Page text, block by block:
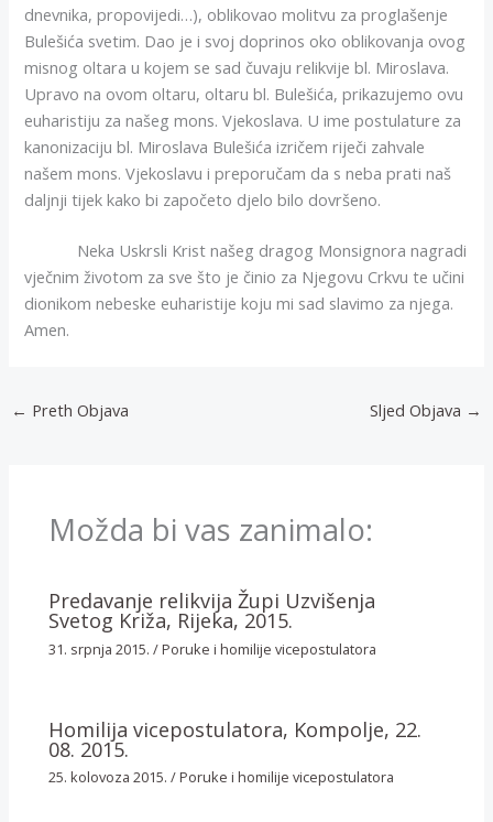
dnevnika, propovijedi…), oblikovao molitvu za proglašenje
Bulešića svetim. Dao je i svoj doprinos oko oblikovanja ovog
misnog oltara u kojem se sad čuvaju relikvije bl. Miroslava.
Upravo na ovom oltaru, oltaru bl. Bulešića, prikazujemo ovu
euharistiju za našeg mons. Vjekoslava. U ime postulature za
kanonizaciju bl. Miroslava Bulešića izričem riječi zahvale
našem mons. Vjekoslavu i preporučam da s neba prati naš
daljnji tijek kako bi započeto djelo bilo dovršeno.
Neka Uskrsli Krist našeg dragog Monsignora nagradi
vječnim životom za sve što je činio za Njegovu Crkvu te učini
dionikom nebeske euharistije koju mi sad slavimo za njega.
Amen.
← Preth Objava Sljed Objava →
Možda bi vas zanimalo:
Predavanje relikvija Župi Uzvišenja
Svetog Križa, Rijeka, 2015.
31. srpnja 2015./Poruke i homilije vicepostulatora
Homilija vicepostulatora, Kompolje, 22.
08. 2015.
25. kolovoza 2015./Poruke i homilije vicepostulatora